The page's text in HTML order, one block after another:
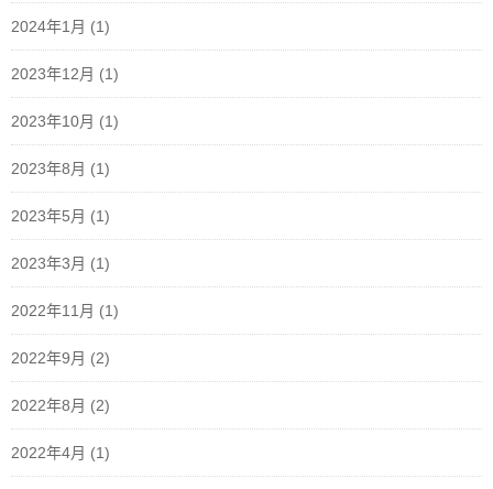
2024年1月 (1)
2023年12月 (1)
2023年10月 (1)
2023年8月 (1)
2023年5月 (1)
2023年3月 (1)
2022年11月 (1)
2022年9月 (2)
2022年8月 (2)
2022年4月 (1)